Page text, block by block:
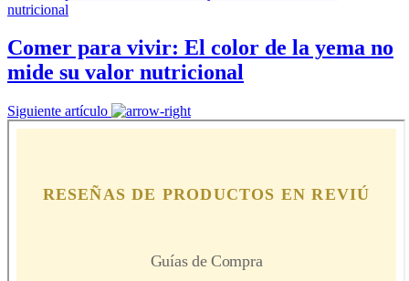
Comer para vivir: El color de la yema no
mide su valor nutricional
Siguiente artículo